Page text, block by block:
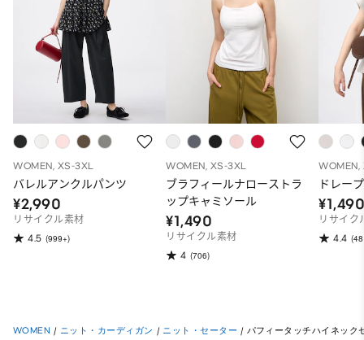
WOMEN, XS-3XL
バレルアンクルパンツ
¥2,990
リサイクル素材
4.5 (999+)
WOMEN, XS-3XL
ブラフィールナローストラ
ップキャミソール
¥1,490
リサイクル素材
4 (706)
WOMEN,
ドレー
リサイク
4.4
WOMEN / ニット・カーディガン / ニット・セーター / パフィータッチハイネック